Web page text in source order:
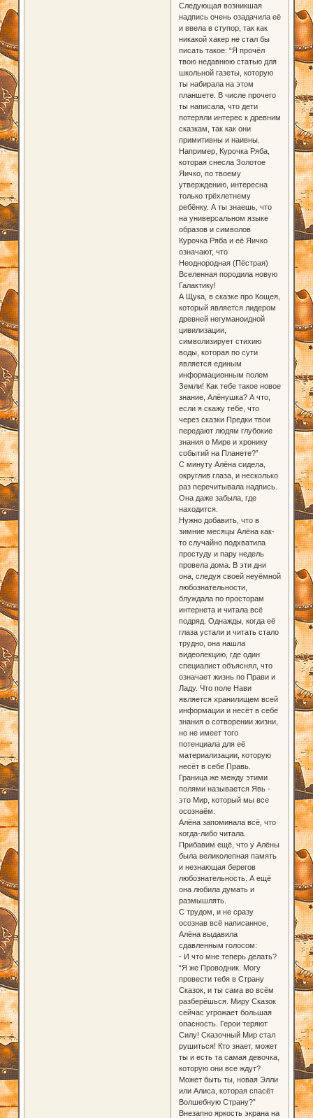
Следующая возникшая
надпись очень озадачила её
и ввела в ступор, так как
никакой хакер не стал бы
писать такое: “Я прочёл
твою недавнюю статью для
школьной газеты, которую
ты набирала на этом
планшете. В числе прочего
ты написала, что дети
потеряли интерес к древним
сказкам, так как они
примитивны и наивны.
Например, Курочка Ряба,
которая снесла Золотое
Яичко, по твоему
утверждению, интересна
только трёхлетнему
ребёнку. А ты знаешь, что
на универсальном языке
образов и символов
Курочка Ряба и её Яичко
означают, что
Неоднородная (Пёстрая)
Вселенная породила новую
Галактику!
А Щука, в сказке про Кощея,
который является лидером
древней негуманоидной
цивилизации,
символизирует стихию
воды, которая по сути
является единым
информационным полем
Земли! Как тебе такое новое
знание, Алёнушка? А что,
если я скажу тебе, что
через сказки Предки твои
передают людям глубокие
знания о Мире и хронику
событий на Планете?”
С минуту Алёна сидела,
округлив глаза, и несколько
раз перечитывала надпись.
Она даже забыла, где
находится.
Нужно добавить, что в
зимние месяцы Алёна как-
то случайно подхватила
простуду и пару недель
провела дома. В эти дни
она, следуя своей неуёмной
любознательности,
блуждала по просторам
интернета и читала всё
подряд. Однажды, когда её
глаза устали и читать стало
трудно, она нашла
видеолекцию, где один
специалист объяснял, что
означает жизнь по Прави и
Ладу. Что поле Нави
является хранилищем всей
информации и несёт в себе
знания о сотворении жизни,
но не имеет того
потенциала для её
материализации, которую
несёт в себе Правь.
Граница же между этими
полями называется Явь -
это Мир, который мы все
осознаём.
Алёна запоминала всё, что
когда-либо читала.
Прибавим ещё, что у Алёны
была великолепная память
и незнающая берегов
любознательность. А ещё
она любила думать и
размышлять.
С трудом, и не сразу
осознав всё написанное,
Алёна выдавила
сдавленным голосом:
- И что мне теперь делать?
“Я же Проводник. Могу
провести тебя в Страну
Сказок, и ты сама во всём
разберёшься. Миру Сказок
сейчас угрожает большая
опасность. Герои теряют
Силу! Сказочный Мир стал
рушиться! Кто знает, может
ты и есть та самая девочка,
которую они все ждут?
Может быть ты, новая Элли
или Алиса, которая спасёт
Волшебную Страну?”
Внезапно яркость экрана на